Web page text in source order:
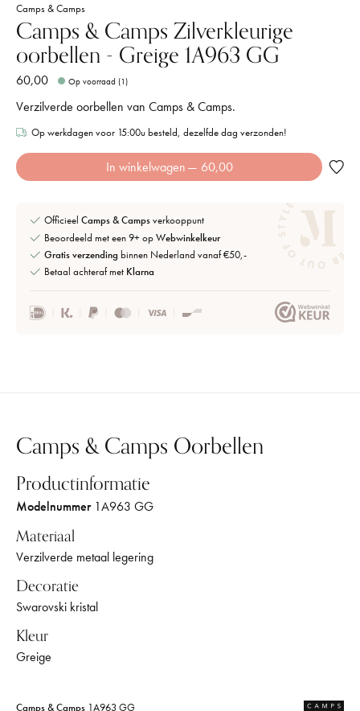
Camps & Camps
Camps & Camps Zilverkleurige
oorbellen - Greige 1A963 GG
60,00 Op voorraad (1)
Verzilverde oorbellen van Camps & Camps.
Op werkdagen voor 15:00u besteld, dezelfde dag verzonden!
In winkelwagen — 60,00
Officieel Camps & Campsverkooppunt
Beoordeeld met een 9+ opWebwinkelkeur
Gratis verzending binnen Nederland vanaf €50,-
Betaal achteraf met Klarna
Camps & Camps Oorbellen
Productinformatie
Modelnummer1A963 GG
Materiaal
Verzilverde metaal legering
Decoratie
Swarovski kristal
Kleur
Greige
Camps & Camps 1A963 GG